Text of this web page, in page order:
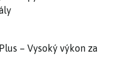
– Vysoký výkon za